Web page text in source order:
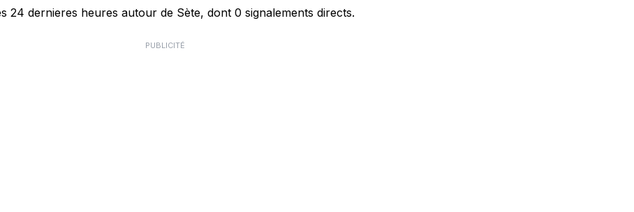
24 dernieres heures autour de Sète, dont 0 signalements directs.
PUBLICITÉ